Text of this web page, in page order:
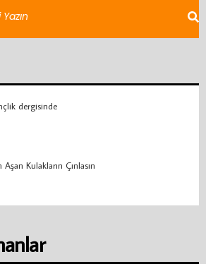
dergisinde
Kulakların Çınlasın